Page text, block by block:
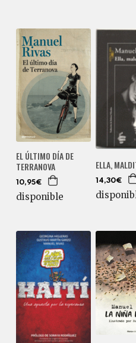
EL ÚLTIMO DÍA DE
TERRANOVA
10,95€
disponible
ELLA,
14,30€